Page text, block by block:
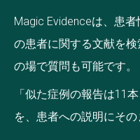
Magic Evidenceは、患
の患者に関する文献を
の場で質問も可能です。
「似た症例の報告は11
を、患者への説明にその